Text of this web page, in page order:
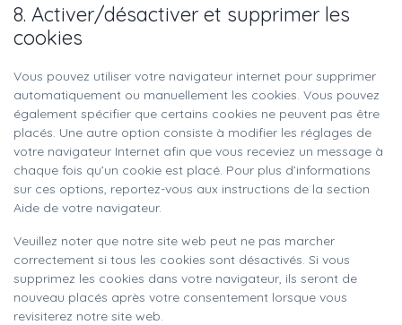
8. Activer/désactiver et supprimer les
cookies
Vous pouvez utiliser votre navigateur internet pour supprimer
automatiquement ou manuellement les cookies. Vous pouvez
également spécifier que certains cookies ne peuvent pas être
placés. Une autre option consiste à modifier les réglages de
votre navigateur Internet afin que vous receviez un message à
chaque fois qu’un cookie est placé. Pour plus d’informations
sur ces options, reportez-vous aux instructions de la section
Aide de votre navigateur.
Veuillez noter que notre site web peut ne pas marcher
correctement si tous les cookies sont désactivés. Si vous
supprimez les cookies dans votre navigateur, ils seront de
nouveau placés après votre consentement lorsque vous
revisiterez notre site web.